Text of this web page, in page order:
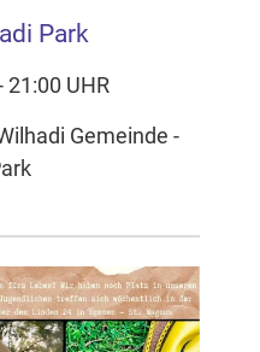
Park
21:00 UHR
Gemeinde -